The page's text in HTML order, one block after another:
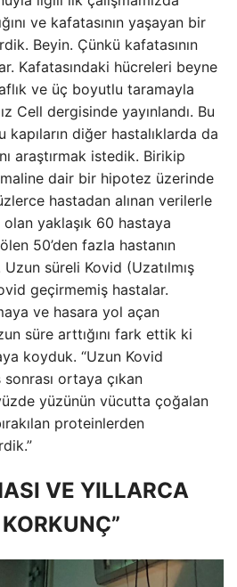
ve kafatasının yaşayan bir
Beyin. Çünkü kafatasının
Kafatasındaki hücreleri beyne
ve üç boyutlu taramayla
Cell dergisinde yayınlandı. Bu
kapıların diğer hastalıklarda da
araştırmak istedik. Birikip
dair bir hipotez üzerinde
hastadan alınan verilerle
olan yaklaşık 60 hastaya
50’den fazla hastanın
süreli Kovid (Uzatılmış
geçirmemiş hastalar.
ve hasara yol açan
süre arttığını fark ettik ki
koyduk. “Uzun Kovid
ortaya çıkan
yüzünün vücutta çoğalan
proteinlerden
VE YILLARCA